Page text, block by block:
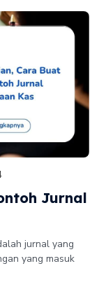
Jurnal
jurnal yang
yang masuk